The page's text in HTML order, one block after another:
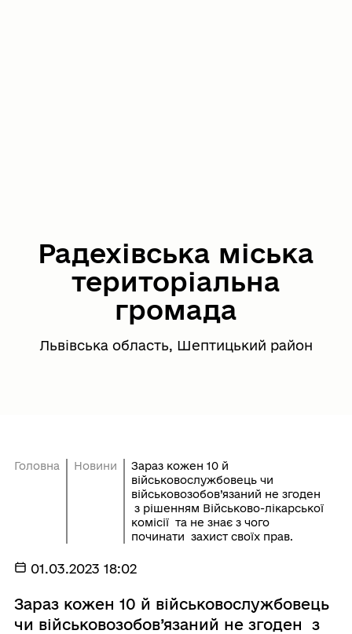
Радехівська міська
територіальна
громада
Львівська область, Шептицький район
Головна Новини
Зараз кожен 10 й
військовослужбовець чи
військовозобов’язаний не згоден
з рішенням Військово-лікарської
комісії та не знає з чого
починати захист своїх прав.
01.03.2023 18:02
Зараз кожен 10 й військовослужбовець
чи військовозобов’язаний не згоден з